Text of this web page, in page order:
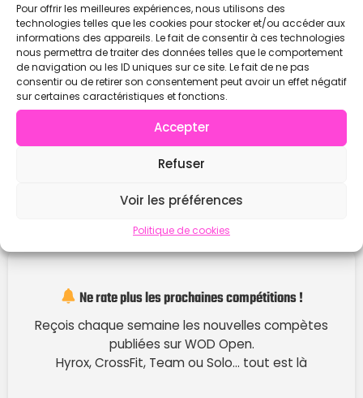
Pour offrir les meilleures expériences, nous utilisons des
technologies telles que les cookies pour stocker et/ou accéder aux
informations des appareils. Le fait de consentir à ces technologies
nous permettra de traiter des données telles que le comportement
de navigation ou les ID uniques sur ce site. Le fait de ne pas
consentir ou de retirer son consentement peut avoir un effet négatif
sur certaines caractéristiques et fonctions.
Accepter
Refuser
Voir les préférences
Politique de cookies
Ne rate plus les prochaines compétitions !
Reçois chaque semaine les nouvelles compètes
publiées sur WOD Open.
Hyrox, CrossFit, Team ou Solo… tout est là